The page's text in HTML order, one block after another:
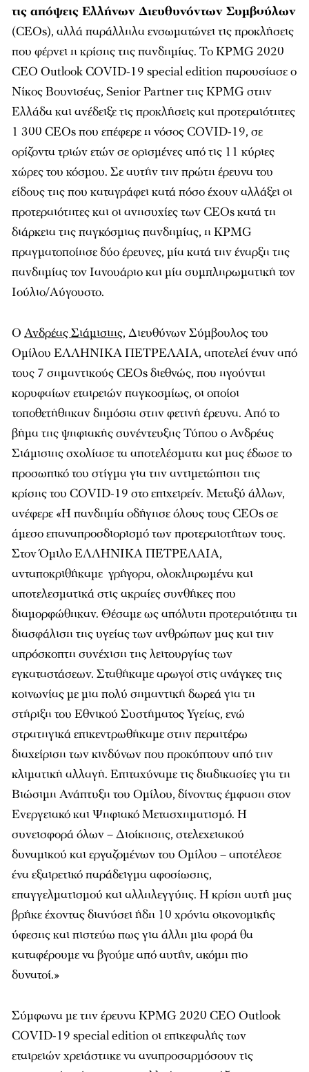
τις απόψεις Ελλήνων Διευθυνόντων Συμβούλων
(CEOs), αλλά παράλληλα ενσωματώνει τις προκλήσεις
που φέρνει η κρίσης της πανδημίας. Το KPMG 2020
CEO Outlook COVID-19 special edition παρουσίασε ο
Νίκος Βουνισέας, Senior Partner της KPMG στην
Ελλάδα και ανέδειξε τις προκλήσεις και προτεραιότητες
1 300 CEOs που επέφερε η νόσος COVID-19, σε
ορίζοντα τριών ετών σε ορισμένες από τις 11 κύριες
χώρες του κόσμου. Σε αυτήν την πρώτη έρευνα του
είδους της που καταγράφει κατά πόσο έχουν αλλάξει οι
προτεραιότητες και οι ανησυχίες των CEOs κατά τη
διάρκεια της παγκόσμιας πανδημίας, η KPMG
πραγματοποίησε δύο έρευνες, μία κατά την έναρξη της
πανδημίας τον Ιανουάριο και μία συμπληρωματική τον
Ιούλιο/Αύγουστο.
Ο Ανδρέας Σιάμισιης, Διευθύνων Σύμβουλος του
Ομίλου ΕΛΛΗΝΙΚΑ ΠΕΤΡΕΛΑΙΑ, αποτελεί έναν από
τους 7 σημαντικούς CEOs διεθνώς, που ηγούνται
κορυφαίων εταιρειών παγκοσμίως, οι οποίοι
τοποθετήθηκαν δημόσια στην φετινή έρευνα. Από το
βήμα της ψηφιακής συνέντευξης Τύπου ο Ανδρέας
Σιάμισιης σχολίασε τα αποτελέσματα και μας έδωσε το
προσωπικό του στίγμα για την αντιμετώπιση της
κρίσης του COVID-19 στο επιχειρείν. Μεταξύ άλλων,
ανέφερε «Η πανδημία οδήγησε όλους τους CEOs σε
άμεσο επαναπροσδιορισμό των προτεραιοτήτων τους.
Στον Όμιλο ΕΛΛΗΝΙΚΑ ΠΕΤΡΕΛΑΙΑ,
ανταποκριθήκαμε γρήγορα, ολοκληρωμένα και
αποτελεσματικά στις ακραίες συνθήκες που
διαμορφώθηκαν. Θέσαμε ως απόλυτη προτεραιότητα τη
διασφάλιση της υγείας των ανθρώπων μας και την
απρόσκοπτη συνέχιση της λειτουργίας των
εγκαταστάσεων. Σταθήκαμε αρωγοί στις ανάγκες της
κοινωνίας με μια πολύ σημαντική δωρεά για τη
στήριξη του Εθνικού Συστήματος Υγείας, ενώ
στρατηγικά επικεντρωθήκαμε στην περαιτέρω
διαχείριση των κινδύνων που προκύπτουν από την
κλιματική αλλαγή. Επιταχύναμε τις διαδικασίες για τη
Βιώσιμη Ανάπτυξη του Ομίλου, δίνοντας έμφαση στον
Ενεργειακό και Ψηφιακό Μετασχηματισμό. Η
συνεισφορά όλων – Διοίκησης, στελεχειακού
δυναμικού και εργαζομένων του Ομίλου – αποτέλεσε
ένα εξαιρετικό παράδειγμα αφοσίωσης,
επαγγελματισμού και αλληλεγγύης. Η κρίση αυτή μας
βρήκε έχοντας διανύσει ήδη 10 χρόνια οικονομικής
ύφεσης και πιστεύω πως για άλλη μια φορά θα
καταφέρουμε να βγούμε από αυτήν, ακόμη πιο
δυνατοί.»
Σύμφωνα με την έρευνα KPMG 2020 CEO Outlook
COVID-19 special edition οι επικεφαλής των
εταιρειών χρειάστηκε να αναπροσαρμόσουν τις